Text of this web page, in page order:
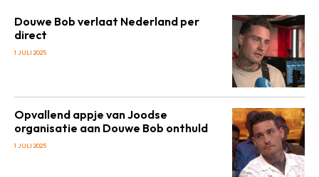
Douwe Bob verlaat Nederland per
direct
1 JULI 2025
Opvallend appje van Joodse
organisatie aan Douwe Bob onthuld
1 JULI 2025